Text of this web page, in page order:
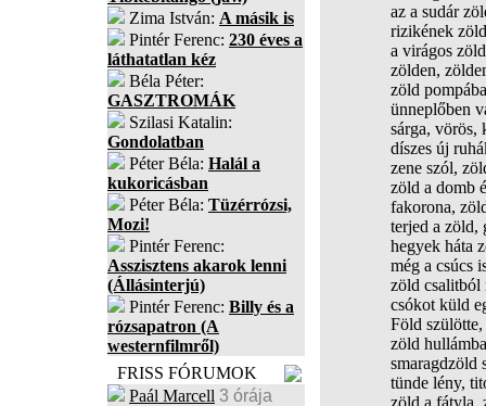
Zima István: A másik is
Pintér Ferenc: 230 éves a
láthatatlan kéz
Béla Péter:
GASZTROMÁK
Szilasi Katalin:
Gondolatban
Péter Béla: Halál a
kukoricásban
Péter Béla: Tüzérrózsi,
Mozi!
Pintér Ferenc:
Asszisztens akarok lenni
(Állásinterjú)
Pintér Ferenc: Billy és a
rózsapatron (A
westernfilmről)
FRISS FÓRUMOK
Paál Marcell 3 órája
az a sudár
rizikének
a virágos
zölden,
zöld
ünneplőben
sárga, vörös,
díszes új
zene szól,
zöld a domb
fakorona,
terjed a zöld,
hegyek háta
még a csúcs
zöld csalitból
csókot küld
Föld
zöld
smaragdzöld
tünde lény,
zöld a fátyla,